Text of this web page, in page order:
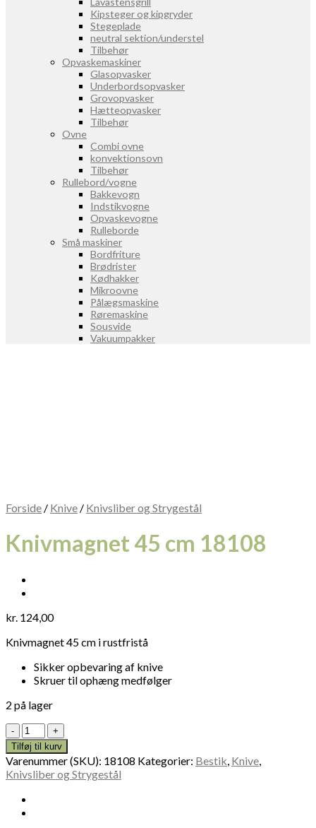
Kipsteger og kipgryder
Stegeplade
neutral sektion/understel
Tilbehør
Opvaskemaskiner
Glasopvasker
Underbordsopvasker
Grovopvasker
Hætteopvasker
Tilbehør
Ovne
Combi ovne
konvektionsovn
Tilbehør
Rullebord/vogne
Bakkevogn
Indstikvogne
Opvaskevogne
Rulleborde
Små maskiner
Bordfriture
Brødrister
Kødhakker
Mikroovne
Pålægsmaskine
Røremaskine
Sousvide
Vakuumpakker
Forside / Knive / Knivsliber og Strygestål
Knivmagnet 45 cm 18108
kr. 124,00
Knivmagnet 45 cm i rustfristå
Sikker opbevaring af knive
Skruer til ophæng medfølger
2 på lager
Knivmagnet
45
cm
18108
antal
Tilføj til kurv
Varenummer (SKU): 18108 Kategorier: Bestik, Knive,
Knivsliber og Strygestål